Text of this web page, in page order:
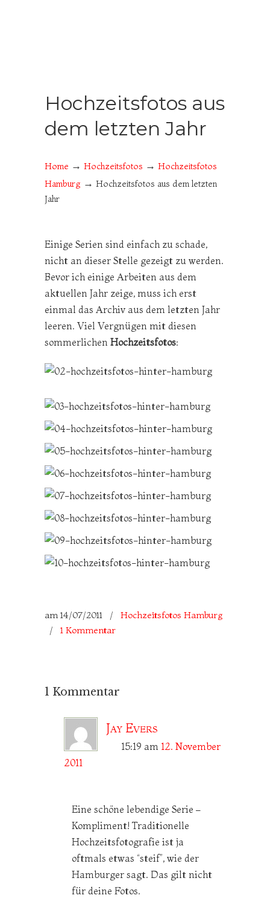
Hochzeitsfotos aus
dem letzten Jahr
Home → Hochzeitsfotos → Hochzeitsfotos
Hamburg → Hochzeitsfotos aus dem letzten
Jahr
Einige Serien sind einfach zu schade,
nicht an dieser Stelle gezeigt zu werden.
Bevor ich einige Arbeiten aus dem
aktuellen Jahr zeige, muss ich erst
einmal das Archiv aus dem letzten Jahr
leeren. Viel Vergnügen mit diesen
sommerlichen Hochzeitsfotos:
am 14/07/2011 /
Hochzeitsfotos Hamburg
/ 1 Kommentar
1 Kommentar
Jay Evers
15:19 am 12. November
2011
Eine schöne lebendige Serie –
Kompliment! Traditionelle
Hochzeitsfotografie ist ja
oftmals etwas “steif”, wie der
Hamburger sagt. Das gilt nicht
für deine Fotos.